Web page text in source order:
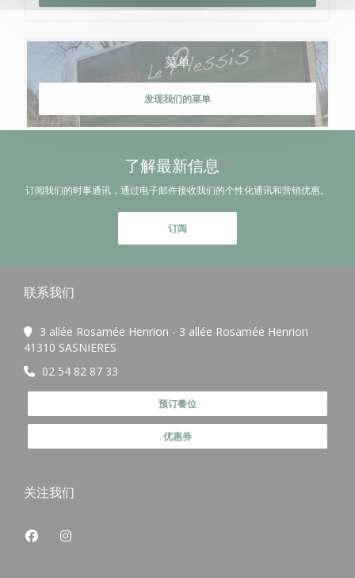
菜单
发现我们的菜单
了解最新信息
订阅我们的时事通讯，通过电子邮件接收我们的个性化通讯和营销优惠。
订阅
联系我们
3 allée Rosamée Henrion - 3 allée Rosamée Henrion
41310 SASNIERES
02 54 82 87 33
预订餐位
优惠券
关注我们
Facebook ((在新窗口中打开))
Instagram ((在新窗口中打开))